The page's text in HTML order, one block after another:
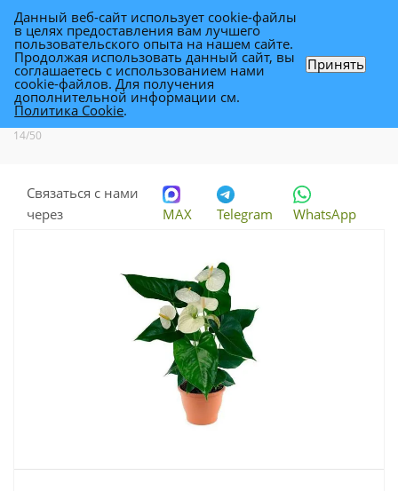
Антуриум Монтана Вайт 14/50
Каталог - Растения -
14/50
Связаться с нами
через
MAX Telegram WhatsApp
Данный веб-сайт использует cookie-файлы
в целях предоставления вам лучшего
пользовательского опыта на нашем сайте.
Продолжая использовать данный сайт, вы
соглашаетесь с использованием нами
cookie-файлов. Для получения
дополнительной информации см.
Политика Cookie.
Принять